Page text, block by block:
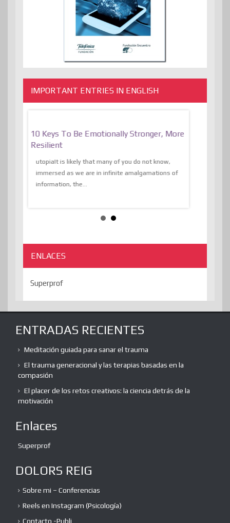
IMPORTANT ENTRIES IN ENGLISH
10 Keys To Be Emotionally Stronger, More
Resilient
utopiaIt is likely that many of you do not know,
immersed as we are in infinite amalgamations of
information, the...
ENLACES
Superprof
ENTRADAS RECIENTES
Meditación guiada para sanar el trauma
El trauma generacional y las terapias basadas en la
compasión
El placer de los retos creativos: la ciencia detrás de la
motivación
Enlaces
Superprof
DOLORS REIG
Sobre mi – Conferencias
Reels en Instagram (Psicología)
Contacto -Publi